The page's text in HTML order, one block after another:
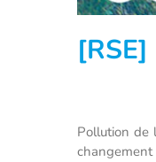
Pollution de
changement